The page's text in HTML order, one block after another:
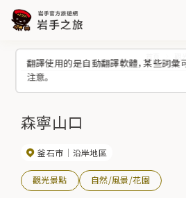
翻譯使用的是自動翻譯軟體，某些詞彙
注意。
森寧山口
釜石市 沿岸地區
觀光景點 自然/風景/花園